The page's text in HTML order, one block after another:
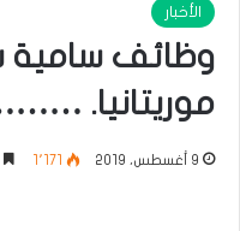
الأخبار
وظائف سامية
موريتانيا.
9 أغسطس، 2019 1٬171